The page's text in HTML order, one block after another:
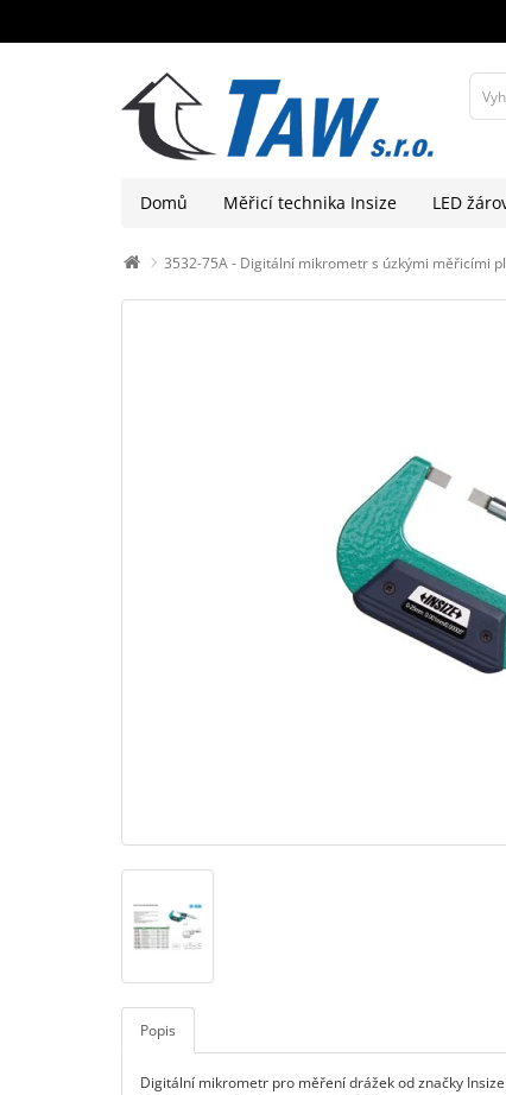
Domů Měřicí technika Insize LED
3532-75A - Digitální mikrometr s úzkými měřicími
Popis
Digitální mikrometr pro měření drážek od značky